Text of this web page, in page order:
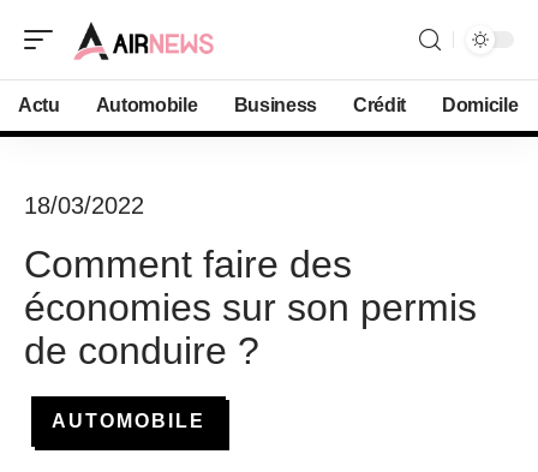
Actu Automobile Business Crédit Domicile
18/03/2022
Comment faire des
économies sur son permis
de conduire ?
AUTOMOBILE